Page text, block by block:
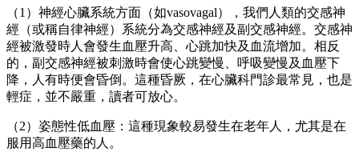
（1）神經心臟系統方面（如vasovagal），我們人類的交感神
經（或稱自律神經）系統分為交感神經及副交感神經。交感神
經被激發時人會發生血壓升高、心跳加快及血流增加。相反
的，副交感神經被刺激時會使心跳變慢、呼吸變慢及血壓下
降，人有時便會昏倒。這種昏厥，在心臟科門診最常見，也是
輕症，並不嚴重，讀者可放心。
（2）姿態性低血壓：這種現象較易發生在老年人，尤其是在
服用高血壓藥的人。